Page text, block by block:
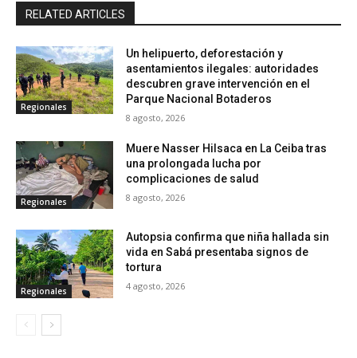
RELATED ARTICLES
Regionales
Un helipuerto, deforestación y
asentamientos ilegales: autoridades
descubren grave intervención en el
Parque Nacional Botaderos
8 agosto, 2026
Regionales
Muere Nasser Hilsaca en La Ceiba tras
una prolongada lucha por
complicaciones de salud
8 agosto, 2026
Regionales
Autopsia confirma que niña hallada sin
vida en Sabá presentaba signos de
tortura
4 agosto, 2026